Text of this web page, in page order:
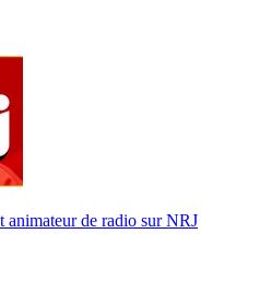
animateur de radio sur NRJ